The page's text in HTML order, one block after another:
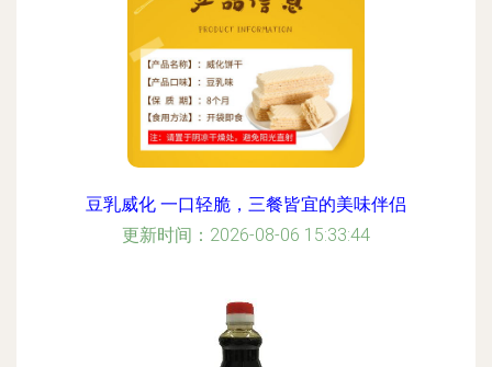
豆乳威化 一口轻脆，三餐皆宜的美味伴侣
更新时间：2026-08-06 15:33:44